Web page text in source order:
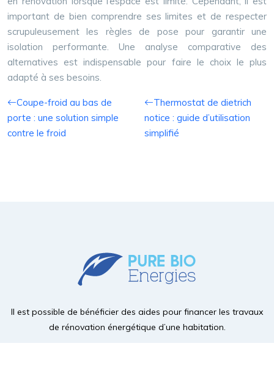
important de bien comprendre ses limites et de respecter
scrupuleusement les règles de pose pour garantir une
isolation performante. Une analyse comparative des
alternatives est indispensable pour faire le choix le plus
adapté à ses besoins.
Coupe-froid au bas de
porte : une solution simple
contre le froid
Thermostat de dietrich
notice : guide d’utilisation
simplifié
Il est possible de bénéficier des aides pour financer les travaux
de rénovation énergétique d’une habitation.